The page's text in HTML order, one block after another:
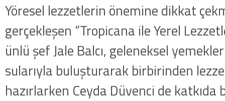
Yöresel lezzetlerin önemine dikkat
gerçekleşen “Tropicana ile Yerel
ünlü şef Jale Balcı, geleneksel
sularıyla buluşturarak birbirinden
hazırlarken Ceyda Düvenci de katkıda